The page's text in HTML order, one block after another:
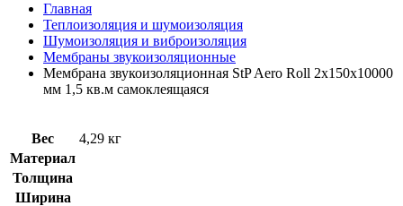
Главная
Теплоизоляция и шумоизоляция
Шумоизоляция и виброизоляция
Мембраны звукоизоляционные
Мембрана звукоизоляционная StP Aero Roll 2х150х10000
мм 1,5 кв.м самоклеящаяся
Вес
4,29 кг
Материал
Толщина
Ширина